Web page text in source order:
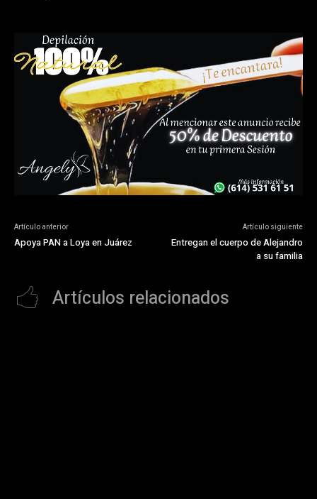
Artículo anterior
Apoya PAN a Loya en Juárez
Artículo siguiente
Entregan el cuerpo de Alejandro
a su familia
Artículos relacionados